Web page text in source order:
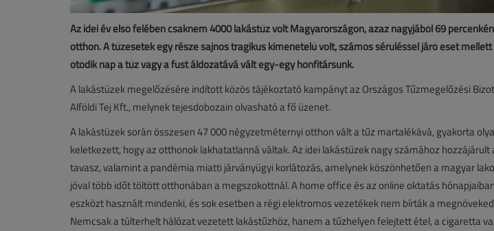
Az idei év első felében csaknem 4000 lakástűz volt Magyarországon, azaz nagyjából 69
otthon. A tűzesetek egy része sajnos tragikus kimenetelű volt, számos sérüléssel járó eset
ötödik nap a tűz vagy a füst áldozatává vált egy-egy honfitársunk.
A lakástüzek megelőzésére indított közös tájékoztató kampányt az Országos Tűzmegelőzési
Alföldi Tej Kft., melynek tejesdobozain olvasható a fő üzenet.
A lakástüzek során összesen 47 000 négyzetméternyi otthon vált a tűz martalékává, gyakorta
keletkezett, hogy az otthonok lakhatatlanná váltak. Az idei lakástüzek nagy számához hozzájárult
tavasz, valamint a pandémia miatti járványügyi korlátozás, amelynek köszönhetően a magyar
jóval több időt töltött otthonában a megszokottnál. A home office és az online oktatás
eszközt használt mindenki, és sok esetben a régi elektromos vezetékek nem bírták a
Nemcsak a túlterhelt hálózat vezetett lakástűzhöz, hanem a tűzhelyen felejtett étel, a cigaretta